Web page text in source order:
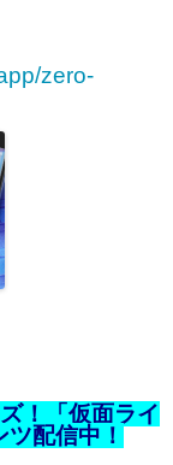
zero-
！「仮面ライ
配信中！